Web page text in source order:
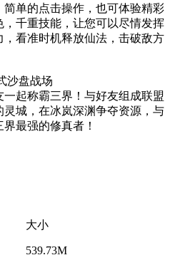
单的点击操作，也可体验精彩
千重技能，让您可以尽情发挥
看准时机释放仙法，击破敌方
沙盘战场
起称霸三界！与好友组成联盟
城，在冰岚深渊争夺资源，与
最强的修真者！
大小
539.73M